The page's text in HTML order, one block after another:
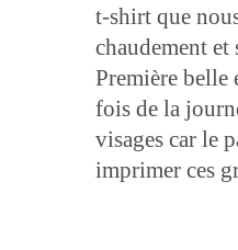
t-shirt que
chaudement
Première belle
fois de la
visages car le
imprimer ces